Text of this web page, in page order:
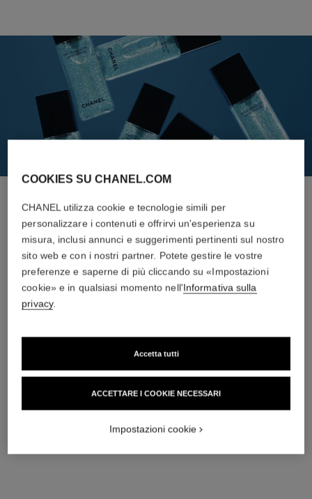
HYDRA BEAUTY MICRO SÉRUM
RIEQUILIBRANTE
Aggiungere alla lista dei desideri: HYDRA
STYLO YEUX WATERPROOF
EYELINER E KHÔL A LUNGA
COOKIES SU CHANEL.COM
CHANEL utilizza cookie e tecnologie simili per
personalizzare i contenuti e offrirvi un'esperienza su
misura, inclusi annunci e suggerimenti pertinenti sul nostro
sito web e con i nostri partner. Potete gestire le vostre
preferenze e saperne di più cliccando su «Impostazioni
cookie» e in qualsiasi momento nell'Informativa sulla
privacy.
ACCETTARE I COOKIE NECESSARI
Accetta tutti
Impostazioni cookie